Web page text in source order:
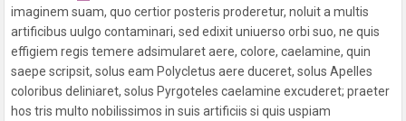
imaginem suam, quo certior posteris proderetur, noluit a multis
artificibus uulgo contaminari, sed edixit uniuerso orbi suo, ne quis
effigiem regis temere adsimularet aere, colore, caelamine, quin
saepe scripsit, solus eam Polycletus aere duceret, solus Apelles
coloribus deliniaret, solus Pyrgoteles caelamine excuderet; praeter
hos tris multo nobilissimos in suis artificiis si quis uspiam